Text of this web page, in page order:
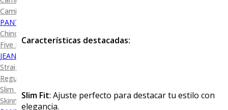
Camiseta Diseño
PANTALÓN CASUAL
Chino
Five Pocket
JEANS
Straight Fit
Regular Fit
Slim Fit
Skinny Fit
Características destacadas:
Slim Fit: Ajuste perfecto para destacar tu estilo con
elegancia.